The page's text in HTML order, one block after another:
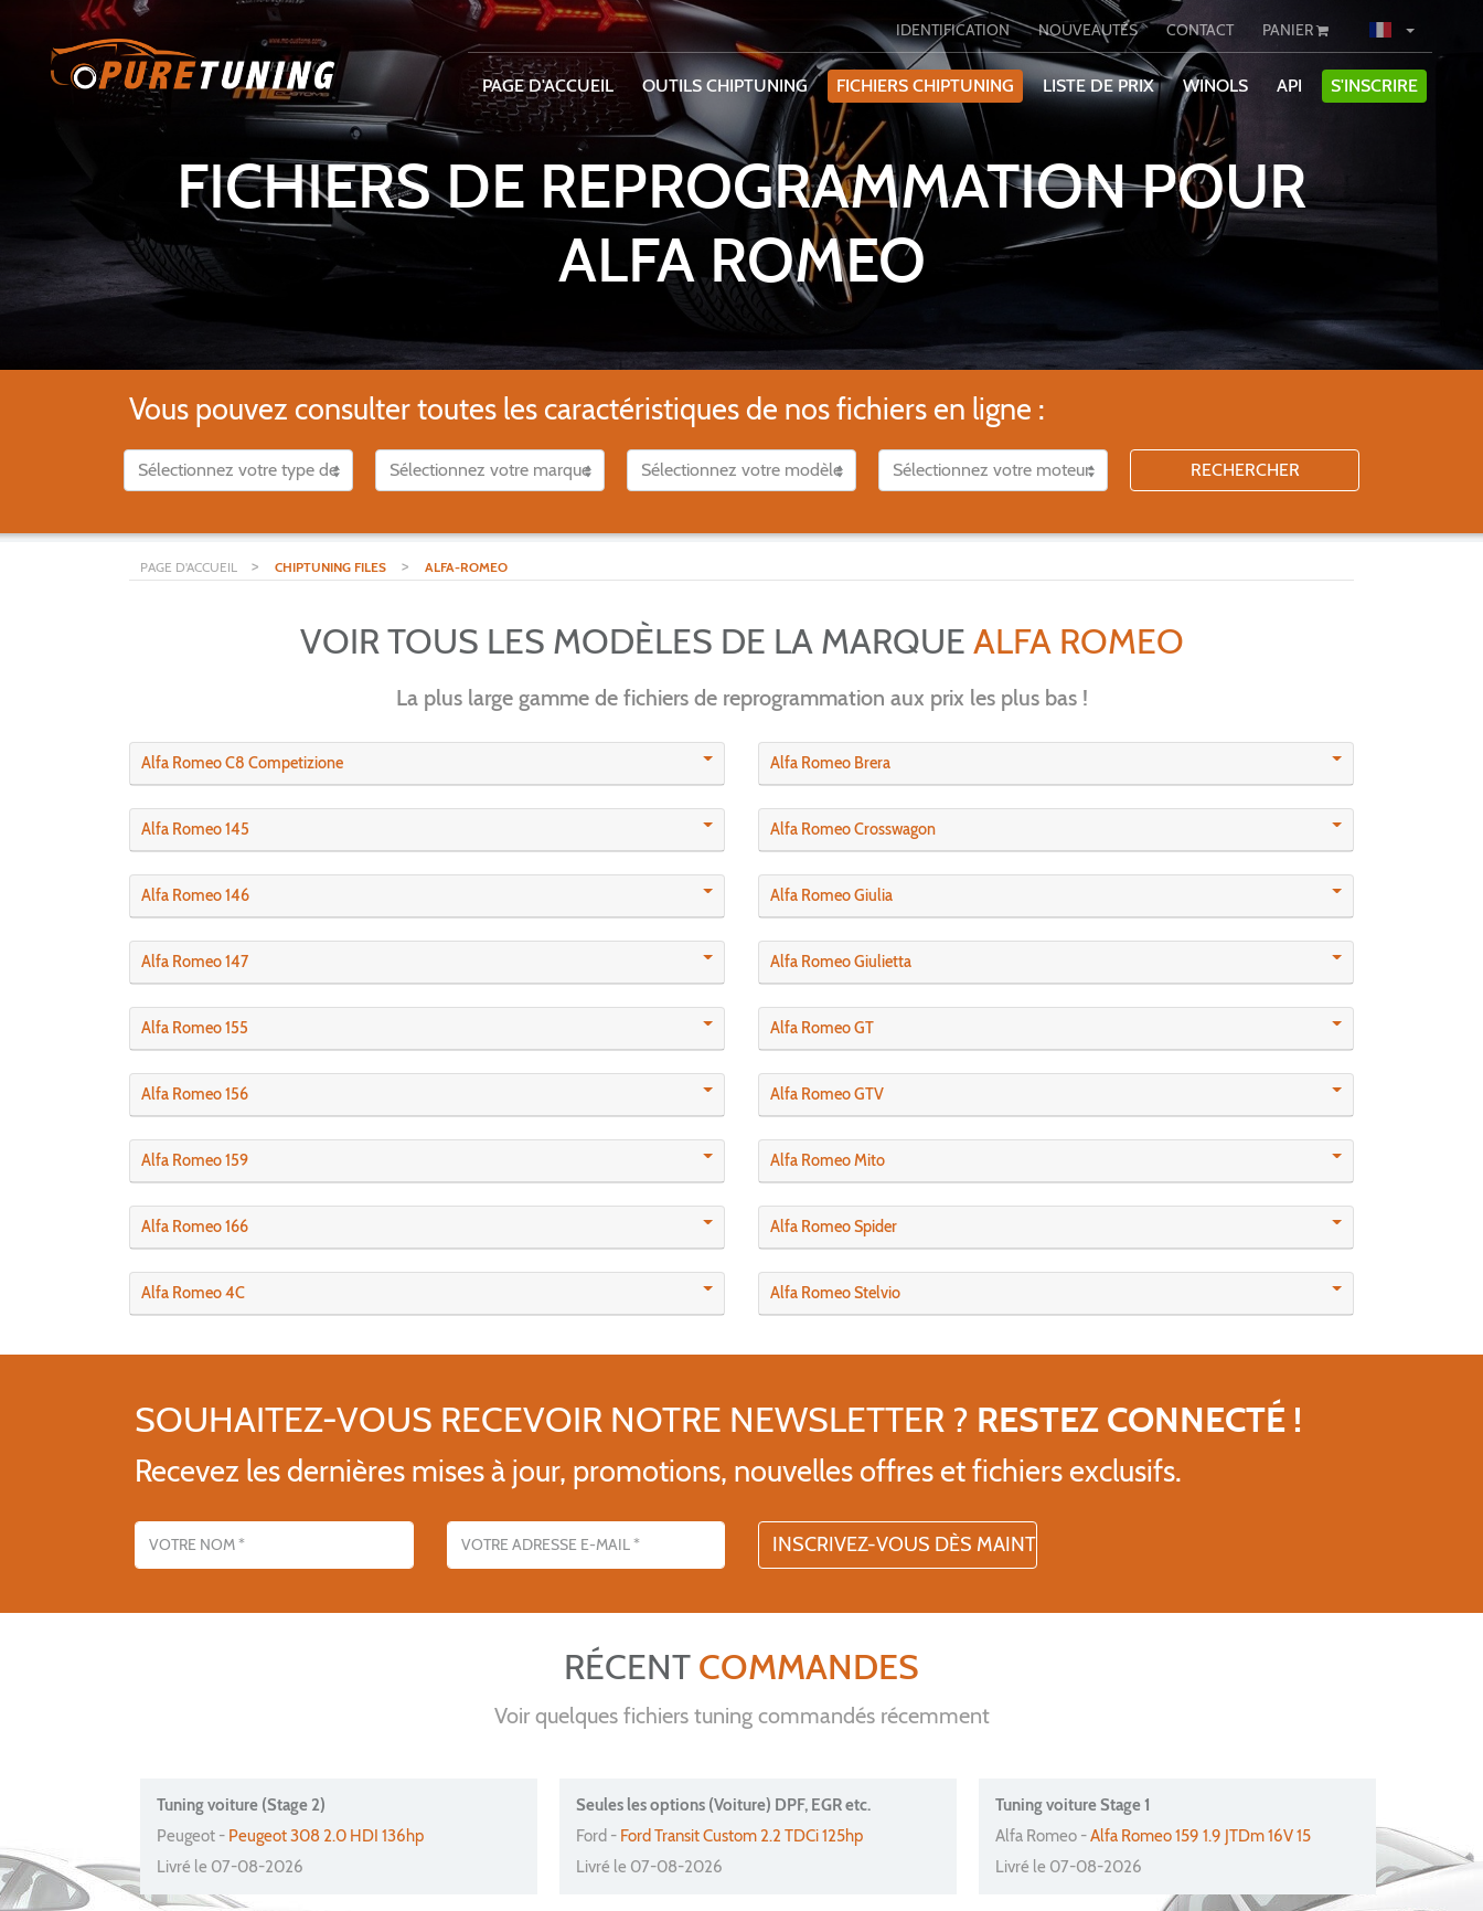
IDENTIFICATION NOUVEAUTÉS CONTACT PANIER
PAGE D'ACCUEIL OUTILS CHIPTUNING FICHIERS CHIPTUNING LISTE DE PRIX WINOLS API S'INSCRIRE
FICHIERS DE REPROGRAMMATION POUR
ALFA ROMEO
Vous pouvez consulter toutes les caractéristiques de nos fichiers en ligne :
RECHERCHER
PAGE D'ACCUEIL > CHIPTUNING FILES > ALFA-ROMEO
VOIR TOUS LES MODÈLES DE LA MARQUE ALFA ROMEO
La plus large gamme de fichiers de reprogrammation aux prix les plus bas !
Alfa Romeo C8 Competizione
Alfa Romeo 145
Alfa Romeo 146
Alfa Romeo 147
Alfa Romeo 155
Alfa Romeo 156
Alfa Romeo 159
Alfa Romeo 166
Alfa Romeo 4C
Alfa Romeo Brera
Alfa Romeo Crosswagon
Alfa Romeo Giulia
Alfa Romeo Giulietta
Alfa Romeo GT
Alfa Romeo GTV
Alfa Romeo Mito
Alfa Romeo Spider
Alfa Romeo Stelvio
SOUHAITEZ-VOUS RECEVOIR NOTRE NEWSLETTER ? RESTEZ CONNECTÉ !
Recevez les dernières mises à jour, promotions, nouvelles offres et fichiers exclusifs.
RÉCENT COMMANDES
Voir quelques fichiers tuning commandés récemment
Tuning voiture (Stage 2)
Peugeot - Peugeot 308 2.0 HDI 136hp
Livré le 07-08-2026
Seules les options (Voiture) DPF, EGR etc.
Ford - Ford Transit Custom 2.2 TDCi 125hp
Livré le 07-08-2026
Tuning voiture Stage 1
Alfa Romeo -Alfa Romeo 159 1.9 JTDm 16V 15
Livré le 07-08-2026